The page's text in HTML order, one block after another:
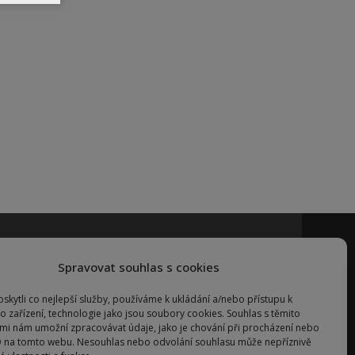
Spravovat souhlas s cookies
co nejlepší služby, používáme k ukládání a/nebo přístupu k
zařízení, technologie jako jsou soubory cookies. Souhlas s těmito
nám umožní zpracovávat údaje, jako je chování při procházení nebo
na tomto webu. Nesouhlas nebo odvolání souhlasu může nepříznivě
TOM service s.r.o.
Správce webu:Karel Čermák jr.